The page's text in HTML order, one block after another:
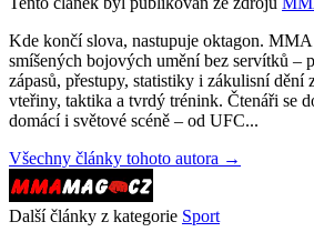
Kde končí slova, nastupuje oktagon.
smíšených bojových umění bez servítků –
zápasů, přestupy, statistiky i zákulisní dění
vteřiny, taktika a tvrdý trénink. Čtenáři se
domácí i světové scéně – od UFC...
Všechny články tohoto autora →
Další články z kategorie Sport